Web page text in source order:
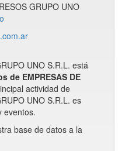
GRUPO UNO
UNO S.R.L. está
de EMPRESAS DE
actividad de
UNO S.R.L. es
eventos.
base de datos a la